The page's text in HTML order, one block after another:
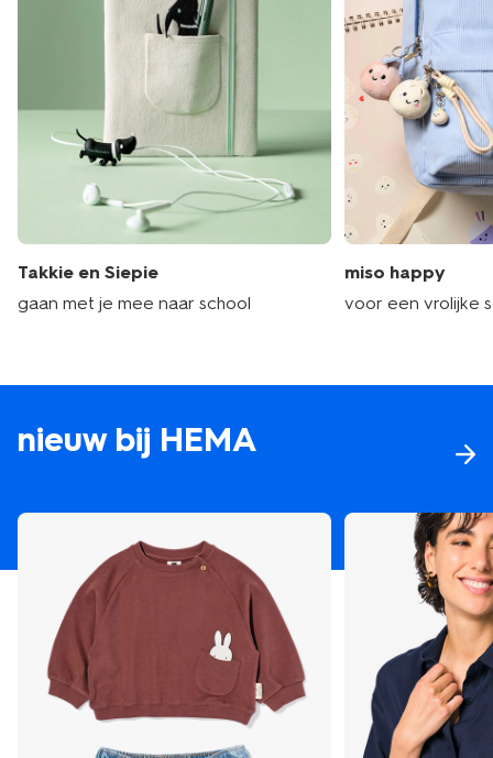
Takkie en Siepie
gaan met je mee naar school
miso happy
voor een vrolijke
nieuw bij HEMA